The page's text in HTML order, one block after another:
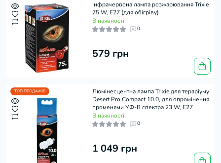
Інфрачервона лампа розжарювання Trixie
75 W, E27 (для обігріву)
В наявності
0
579 грн
ТОП ПРОДАЖІВ
Люмінесцентна лампа Trixie для тераріуму
Desert Pro Compact 10.0, для опромінення
променями УФ-В спектра 23 W, E27
В наявності
0
1 049 грн